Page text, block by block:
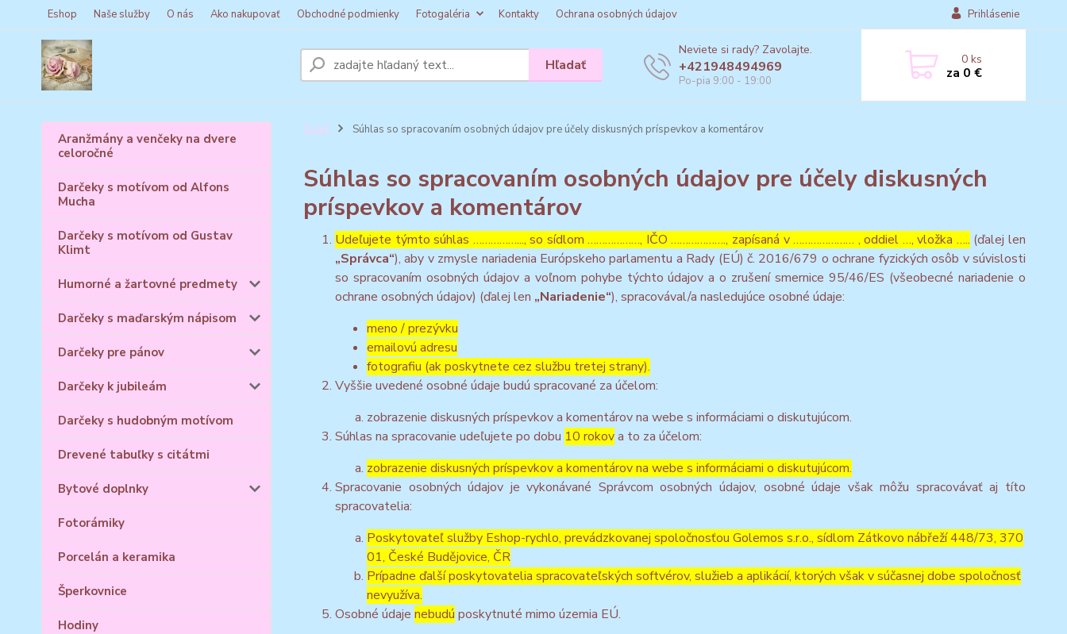
Eshop Naše služby O nás Ako nakupovať Obchodné podmienky Fotogaléria Kontakty Ochrana osobných údajov Prihlásenie
Hľadať
Neviete si rady? Zavolajte.
+421948494969
Po-pia 9:00 - 19:00
0ks
za 0 €
Aranžmány a venčeky na dvere
celoročné
Darčeky s motívom od Alfons
Mucha
Darčeky s motívom od Gustav
Klimt
Humorné a žartovné predmety
Darčeky s maďarským nápisom
Darčeky pre pánov
Darčeky k jubileám
Darčeky s hudobným motívom
Drevené tabuľky s citátmi
Bytové doplnky
Fotorámiky
Porcelán a keramika
Šperkovnice
Hodiny
Úvod Súhlas so spracovaním osobných údajov pre účely diskusných príspevkov a komentárov
Súhlas so spracovaním osobných údajov pre účely diskusných
príspevkov a komentárov
Udeľujete týmto súhlas ……………..., so sídlom ………………, IČO ………………., zapísaná v ………………… , oddiel …, vložka ….. (ďalej len
„Správca“), aby v zmysle nariadenia Európskeho parlamentu a Rady (EÚ) č. 2016/679 o ochrane fyzických osôb v súvislosti
so spracovaním osobných údajov a voľnom pohybe týchto údajov a o zrušení smernice 95/46/ES (všeobecné nariadenie o
ochrane osobných údajov) (ďalej len „Nariadenie“), spracovával/a nasledujúce osobné údaje:
meno / prezývku
emailovú adresu
fotografiu (ak poskytnete cez službu tretej strany).
Vyššie uvedené osobné údaje budú spracované za účelom:
zobrazenie diskusných príspevkov a komentárov na webe s informáciami o diskutujúcom.
Súhlas na spracovanie udeľujete po dobu 10 rokova to za účelom:
zobrazenie diskusných príspevkov a komentárov na webe s informáciami o diskutujúcom.
Spracovanie osobných údajov je vykonávané Správcom osobných údajov, osobné údaje však môžu spracovávať aj títo
spracovatelia:
Poskytovateľ služby Eshop-rychlo, prevádzkovanej spoločnosťou Golemos s.r.o., sídlom Zátkovo nábřeží 448/73, 370
01, České Budějovice, ČR
Prípadne ďalší poskytovatelia spracovateľských softvérov, služieb a aplikácií, ktorých však v súčasnej dobe spoločnosť
nevyužíva.
Osobné údaje nebudú poskytnuté mimo územia EÚ.